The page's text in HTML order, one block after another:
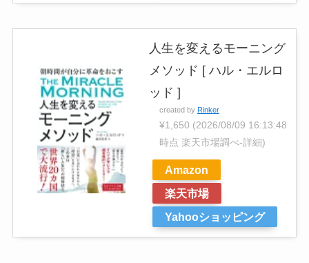
人生を変えるモーニング
メソッド [ ハル・エルロ
ッド ]
created by Rinker
¥1,650 (2026/08/09 16:13:48
時点 楽天市場調べ-詳細)
Amazon
楽天市場
Yahooショッピング